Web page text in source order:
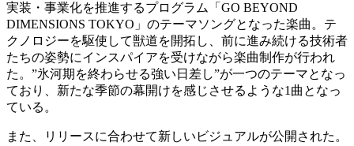
実装・事業化を推進するプログラム「GO BEYOND
DIMENSIONS TOKYO」のテーマソングとなった楽曲。テ
クノロジーを駆使して獣道を開拓し、前に進み続ける技術者
たちの姿勢にインスパイアを受けながら楽曲制作が行われ
た。”氷河期を終わらせる強い日差し”が一つのテーマとなっ
ており、新たな季節の幕開けを感じさせるような1曲となっ
ている。
また、リリースに合わせて新しいビジュアルが公開された。